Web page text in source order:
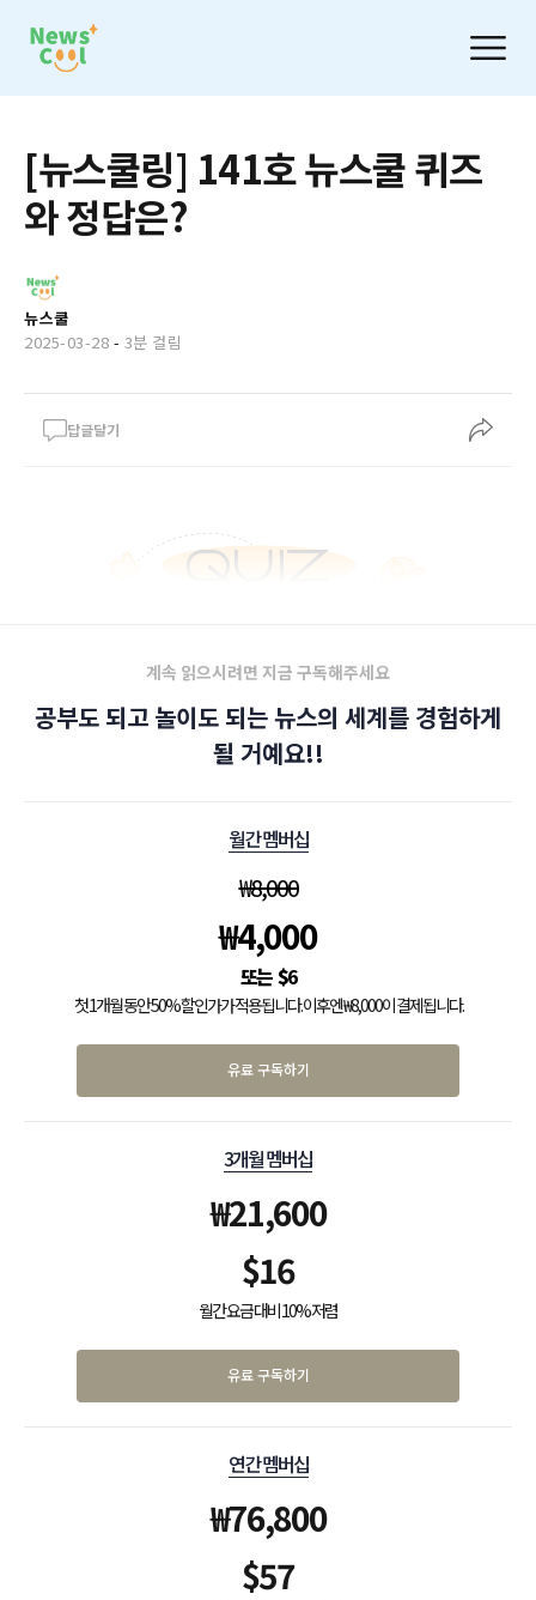
[뉴스쿨링] 141호 뉴스쿨 퀴즈
와 정답은?
뉴스쿨
2025-03-28 - 3분 걸림
답글달기
계속 읽으시려면 지금 구독해주세요
공부도 되고 놀이도 되는 뉴스의 세계를 경험하게
될 거예요!!
월간 멤버십
₩8,000
₩4,000
$6
첫 1개월 동안 50% 할인가가 적용됩니다. 이후엔 ₩8,000이 결제됩니다.
유료 구독하기
3개월 멤버십
₩21,600
$16
월간 요금 대비 10% 저렴
유료 구독하기
연간 멤버십
₩76,800
$57